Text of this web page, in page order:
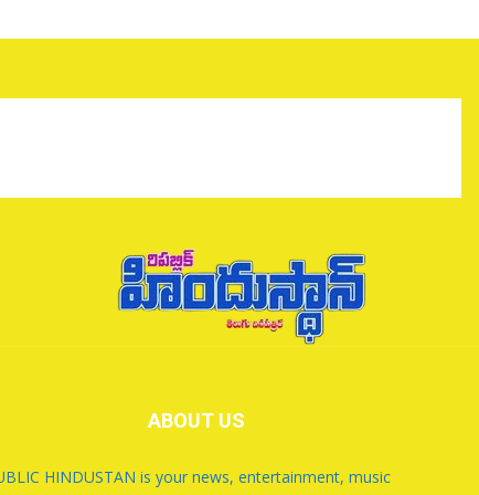
ABOUT US
HINDUSTAN is your news, entertainment, music